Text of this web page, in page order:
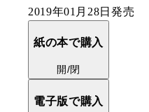
2019年01月28日発売
紙の本で購入
開/閉
電子版で購入